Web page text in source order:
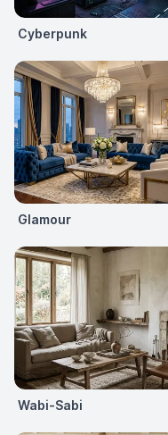
Cyberpunk
Glamour
Wabi-Sabi